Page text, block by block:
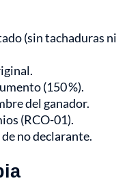
(sin tachaduras ni
(150 %).
del ganador.
(RCO-01).
no declarante.